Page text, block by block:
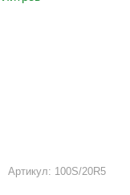
Артикул: 100S/20R5